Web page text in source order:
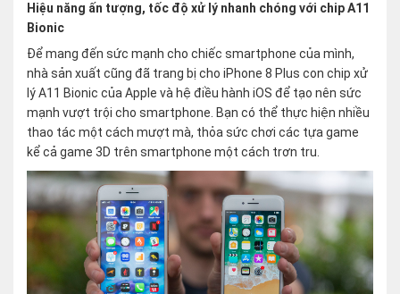
Hiệu năng ấn tượng, tốc độ xử lý nhanh chóng với chip A11
Bionic
Để mang đến sức mạnh cho chiếc smartphone của mình,
nhà sản xuất cũng đã trang bị cho iPhone 8 Plus con chip xử
lý A11 Bionic của Apple và hệ điều hành iOS để tạo nên sức
mạnh vượt trội cho smartphone. Bạn có thể thực hiện nhiều
thao tác một cách mượt mà, thỏa sức chơi các tựa game
kể cả game 3D trên smartphone một cách trơn tru.